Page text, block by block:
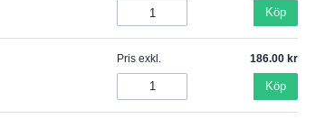
Köp
Pris exkl. 186.00
Köp